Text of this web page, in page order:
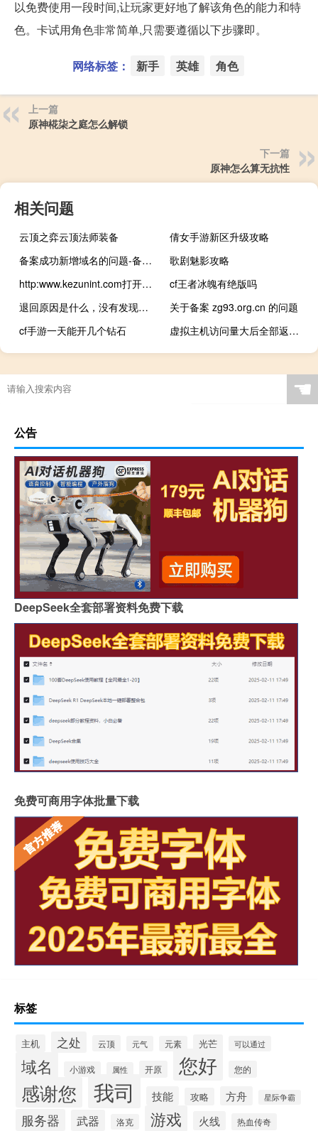
以免费使用一段时间,让玩家更好地了解该角色的能力和特
色。卡试用角色非常简单,只需要遵循以下步骤即。
网络标签： 新手 英雄 角色
上一篇
原神椛柒之庭怎么解锁
下一篇
原神怎么算无抗性
相关问题
云顶之弈云顶法师装备
倩女手游新区升级攻略
备案成功新增域名的问题-备案平台
歌剧魅影攻略
http:www.kezunint.com打开全黑的，是有病
cf王者冰魄有绝版吗
退回原因是什么，没有发现填错信息
关于备案 zg93.org.cn 的问题
cf手游一天能开几个钻石
虚拟主机访问量大后全部返回403
☚
公告
DeepSeek全套部署资料免费下载
免费可商用字体批量下载
标签
主机 之处 云顶 元气 元素 光芒 可以通过
域名 小游戏 属性 开原 您好 您的
感谢您 我司 技能 攻略 方舟 星际争霸
服务器 武器 洛克 游戏 火线 热血传奇